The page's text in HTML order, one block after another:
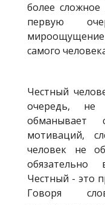
более сложное
первую
самого
Честный
очередь,
мотиваций,
человек не
Честный - это
Говоря